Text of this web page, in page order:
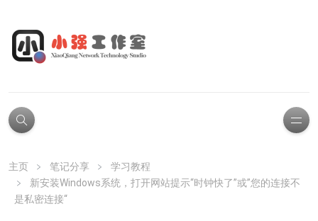
主页 笔记分享
学习教程
新安装Windows系统，打开网站提示“时钟快了”或”您的连接不
是私密连接“